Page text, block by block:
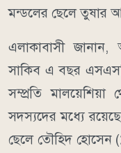
মন্ডলের ছেলে তুষার
এলাকাবাসী
সাকিব এ বছর
সম্প্রতি
সদস্যদের মধ্যে
ছেলে তৌহিদ হোসেন